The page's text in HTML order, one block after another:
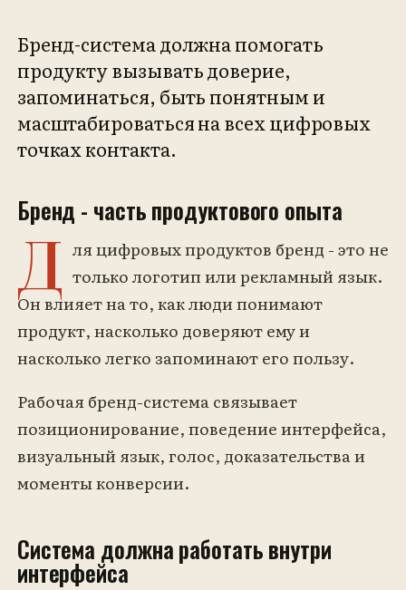
Бренд-система должна помогать
продукту вызывать доверие,
запоминаться, быть понятным и
масштабироваться на всех цифровых
точках контакта.
Бренд - часть продуктового опыта
Д ля цифровых продуктов бренд - это не
только логотип или рекламный язык.
Он влияет на то, как люди понимают
продукт, насколько доверяют ему и
насколько легко запоминают его пользу.
Рабочая бренд-система связывает
позиционирование, поведение интерфейса,
визуальный язык, голос, доказательства и
моменты конверсии.
Система должна работать внутри
интерфейса